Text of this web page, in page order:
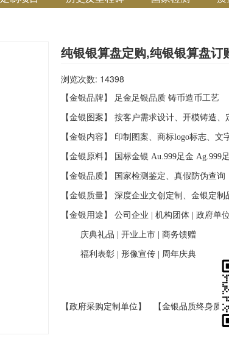
纯银银算盘定购,纯银银算盘订
浏览次数: 14398
【金银品牌】 足金足银品质 铸币造币工艺
【金银图案】 按客户需求设计、开模铸造、
【金银内容】 印制图案、商标logo标志、文
【金银原料】 国标金银 Au.999足金 Ag.999
【金银品质】 国家检测鉴定、真假防伪查询
【金银质量】 深度企业文创定制、金银定制
【金银用途】 公司企业 机构团体 政府单位
庆典礼品 开业上市 商务馈赠
福利表彰 形像宣传 周年庆典
【政府采购定制单位】 【金银品质终身质